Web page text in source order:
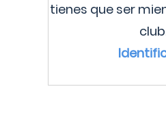
tienes que ser